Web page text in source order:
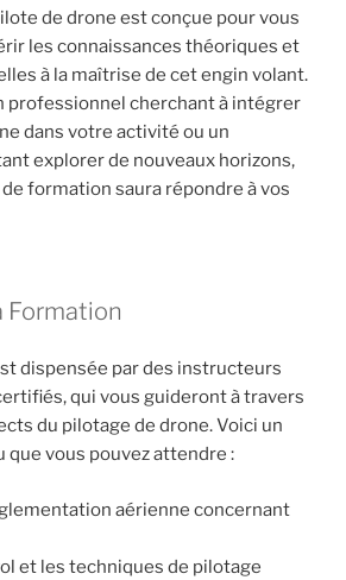
de drone est conçue pour vous
les connaissances théoriques et
à la maîtrise de cet engin volant.
professionnel cherchant à intégrer
dans votre activité ou un
explorer de nouveaux horizons,
formation saura répondre à vos
Formation
dispensée par des instructeurs
qui vous guideront à travers
du pilotage de drone. Voici un
que vous pouvez attendre :
aérienne concernant
et les techniques de pilotage